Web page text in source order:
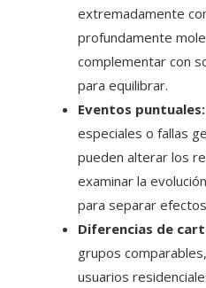
extremadamente
profundamente
complementar con
para equilibrar.
Eventos puntuales:
especiales o fallas
pueden alterar los
examinar la
para separar
Diferencias de
grupos
usuarios